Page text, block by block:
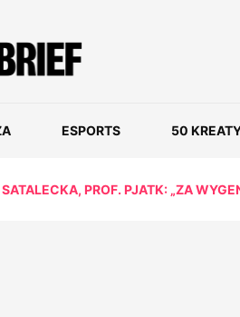
ESPORTS 50
PROF. PJATK: „ZA